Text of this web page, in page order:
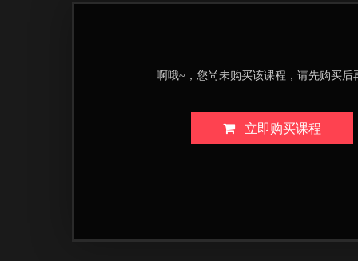
啊哦~，您尚未购买该课程，请先购买后
立即购买课程